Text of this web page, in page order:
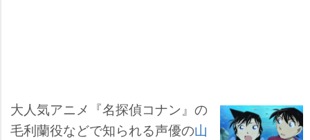
大人気アニメ『名探偵コナン』の
毛利蘭役などで知られる声優の山